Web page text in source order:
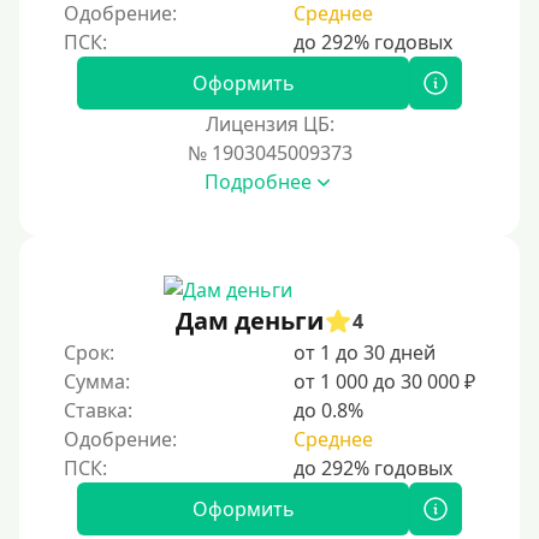
На банковский счет
Наличными
По телефону
На дебетовую карту
На кредитную карту
На виртуальную карту
На неименную карту
На именную карту
На зарплатную карту
На чужую карту без отказа
Одобрение:
Среднее
Оформить
Лицензия ЦБ:
№ 1903045009373
Подробнее
Дам деньги
4
Срок:
от 1 до 30 дней
Сумма:
от 1 000 до 30 000 ₽
Ставка:
до 0.8%
Одобрение:
Среднее
Оформить